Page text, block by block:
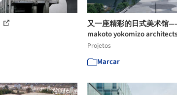
又一座精彩的日式美术馆
makoto yokomizo architects
Projetos
Marcar